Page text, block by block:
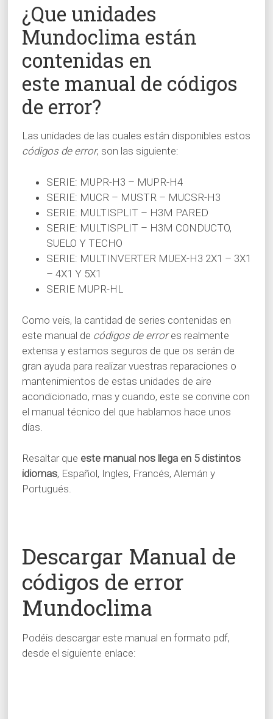
¿Que unidades
Mundoclima están
contenidas en
este manual de códigos
de error?
Las unidades de las cuales están disponibles estos
códigos de error, son las siguiente:
SERIE: MUPR-H3 – MUPR-H4
SERIE: MUCR – MUSTR – MUCSR-H3
SERIE: MULTISPLIT – H3M PARED
SERIE: MULTISPLIT – H3M CONDUCTO,
SUELO Y TECHO
SERIE: MULTINVERTER MUEX-H3 2X1 – 3X1
– 4X1 Y 5X1
SERIE MUPR-HL
Como veis, la cantidad de series contenidas en
este manual de códigos de errores realmente
extensa y estamos seguros de que os serán de
gran ayuda para realizar vuestras reparaciones o
mantenimientos de estas unidades de aire
acondicionado, mas y cuando, este se convine con
el manual técnico del que hablamos hace unos
días.
Resaltar que este manual nos llega en 5 distintos
idiomas, Español, Ingles, Francés, Alemán y
Portugués.
Descargar Manual de
códigos de error
Mundoclima
Podéis descargar este manual en formato pdf,
desde el siguiente enlace: